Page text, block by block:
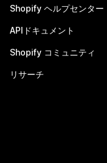
Shopify ヘルプセンター
APIドキュメント
Shopify コミュニティ
リサーチ